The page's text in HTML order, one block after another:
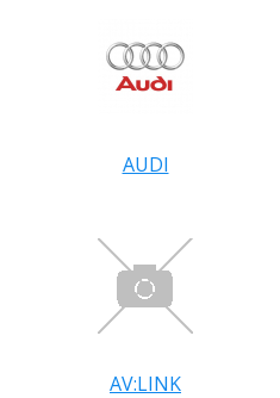
AUDI
AV:LINK